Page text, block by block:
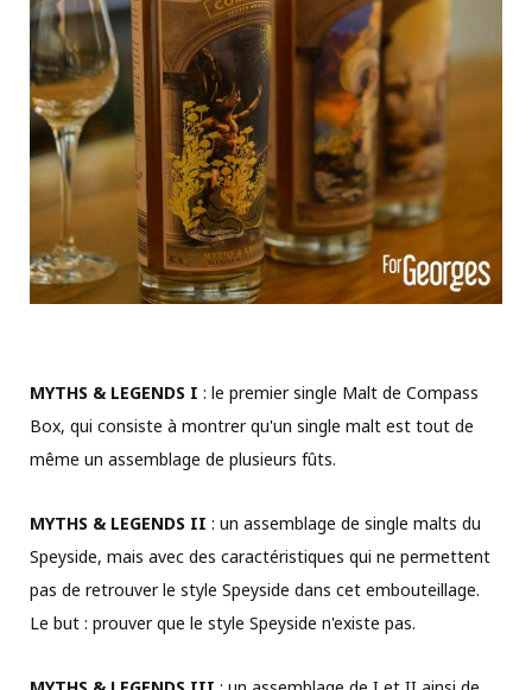
MYTHS & LEGENDS I : le premier single Malt de Compass
Box, qui consiste à montrer qu'un single malt est tout de
même un assemblage de plusieurs fûts.
MYTHS & LEGENDS II : un assemblage de single malts du
Speyside, mais avec des caractéristiques qui ne permettent
pas de retrouver le style Speyside dans cet embouteillage.
Le but : prouver que le style Speyside n'existe pas.